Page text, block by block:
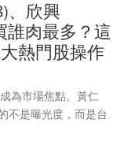
、欣興
肉最多？這
熱門股操作
為市場焦點。黃仁
不是曝光度，而是台
及高階 ABF 載板的